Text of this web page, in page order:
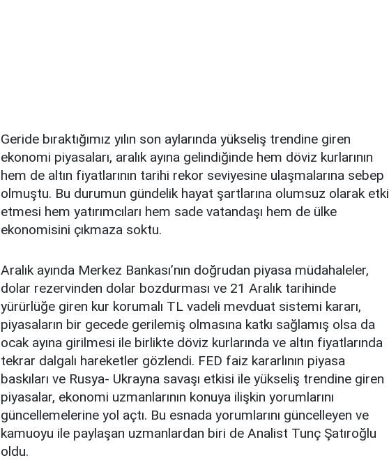
Geride bıraktığımız yılın son aylarında yükseliş trendine giren
ekonomi piyasaları, aralık ayına gelindiğinde hem döviz kurlarının
hem de altın fiyatlarının tarihi rekor seviyesine ulaşmalarına sebep
olmuştu. Bu durumun gündelik hayat şartlarına olumsuz olarak etki
etmesi hem yatırımcıları hem sade vatandaşı hem de ülke
ekonomisini çıkmaza soktu.
Aralık ayında Merkez Bankası’nın doğrudan piyasa müdahaleler,
dolar rezervinden dolar bozdurması ve 21 Aralık tarihinde
yürürlüğe giren kur korumalı TL vadeli mevduat sistemi kararı,
piyasaların bir gecede gerilemiş olmasına katkı sağlamış olsa da
ocak ayına girilmesi ile birlikte döviz kurlarında ve altın fiyatlarında
tekrar dalgalı hareketler gözlendi. FED faiz kararlının piyasa
baskıları ve Rusya- Ukrayna savaşı etkisi ile yükseliş trendine giren
piyasalar, ekonomi uzmanlarının konuya ilişkin yorumlarını
güncellemelerine yol açtı. Bu esnada yorumlarını güncelleyen ve
kamuoyu ile paylaşan uzmanlardan biri de Analist Tunç Şatıroğlu
oldu.